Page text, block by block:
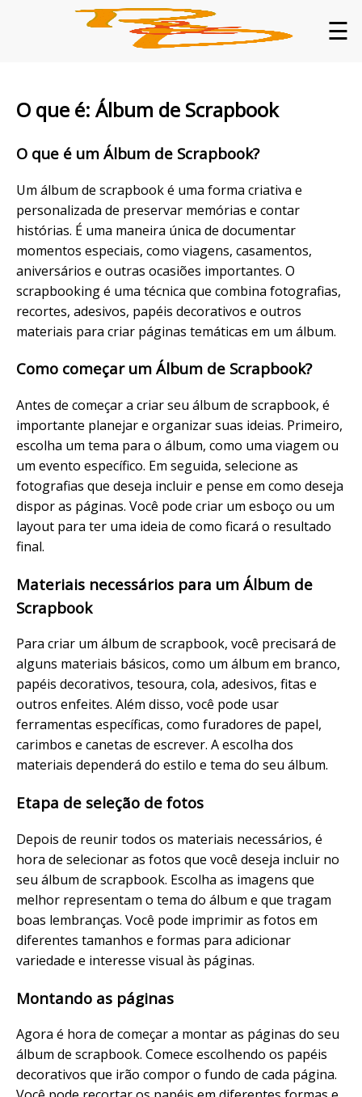
☰
O que é: Álbum de Scrapbook
O que é um Álbum de Scrapbook?
Um álbum de scrapbook é uma forma criativa e
personalizada de preservar memórias e contar
histórias. É uma maneira única de documentar
momentos especiais, como viagens, casamentos,
aniversários e outras ocasiões importantes. O
scrapbooking é uma técnica que combina fotografias,
recortes, adesivos, papéis decorativos e outros
materiais para criar páginas temáticas em um álbum.
Como começar um Álbum de Scrapbook?
Antes de começar a criar seu álbum de scrapbook, é
importante planejar e organizar suas ideias. Primeiro,
escolha um tema para o álbum, como uma viagem ou
um evento específico. Em seguida, selecione as
fotografias que deseja incluir e pense em como deseja
dispor as páginas. Você pode criar um esboço ou um
layout para ter uma ideia de como ficará o resultado
final.
Materiais necessários para um Álbum de
Scrapbook
Para criar um álbum de scrapbook, você precisará de
alguns materiais básicos, como um álbum em branco,
papéis decorativos, tesoura, cola, adesivos, fitas e
outros enfeites. Além disso, você pode usar
ferramentas específicas, como furadores de papel,
carimbos e canetas de escrever. A escolha dos
materiais dependerá do estilo e tema do seu álbum.
Etapa de seleção de fotos
Depois de reunir todos os materiais necessários, é
hora de selecionar as fotos que você deseja incluir no
seu álbum de scrapbook. Escolha as imagens que
melhor representam o tema do álbum e que tragam
boas lembranças. Você pode imprimir as fotos em
diferentes tamanhos e formas para adicionar
variedade e interesse visual às páginas.
Montando as páginas
Agora é hora de começar a montar as páginas do seu
álbum de scrapbook. Comece escolhendo os papéis
decorativos que irão compor o fundo de cada página.